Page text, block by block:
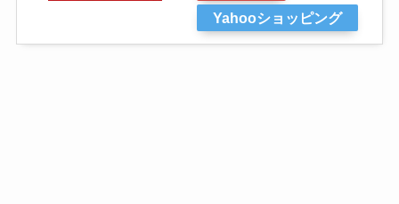
Yahooショッピング